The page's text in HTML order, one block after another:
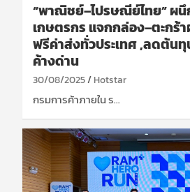
“พาณิชย์–ไปรษณีย์ไทย” ผ
เกษตรกร แจกกล่อง–ตะกร้
ฟรีค่าส่งทั่วประเทศ ,ลดต้น
ค้างด่าน
30/08/2025 Hotstar
กรมการค้าภายใน ร…